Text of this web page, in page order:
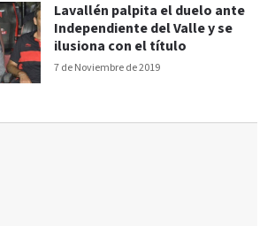
7 de Noviembre de 2019
Lavallén palpita el duelo ante
Independiente del Valle y se
ilusiona con el título